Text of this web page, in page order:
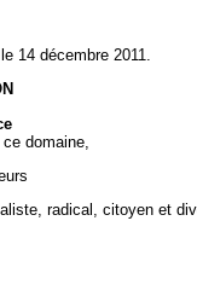
14 décembre 2011.
domaine,
radical, citoyen et